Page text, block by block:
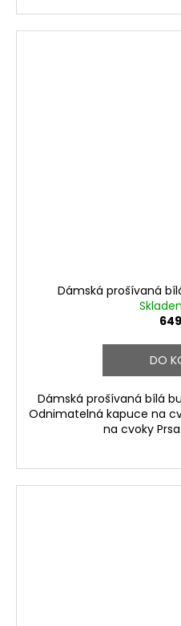
Dámská prošívaná
DO
Dámská prošívaná bílá
Odnimatelná kapuce na
na cvoky